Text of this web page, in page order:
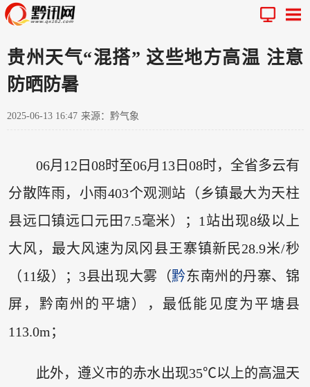
贵州天气“混搭” 这些地方高温 注意
防晒防暑
2025-06-13 16:47 来源：黔气象
06月12日08时至06月13日08时，全省多云有
分散阵雨，小雨403个观测站（乡镇最大为天柱
县远口镇远口元田7.5毫米）；1站出现8级以上
大风，最大风速为凤冈县王寨镇新民28.9米/秒
（11级）；3县出现大雾（黔东南州的丹寨、锦
屏，黔南州的平塘），最低能见度为平塘县
113.0m；
此外，遵义市的赤水出现35℃以上的高温天